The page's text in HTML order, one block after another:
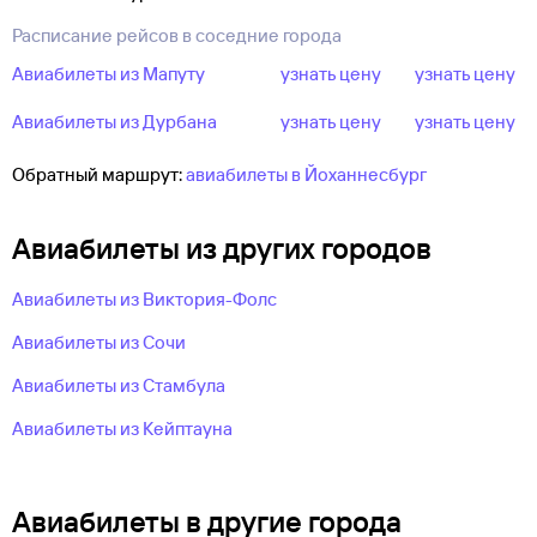
по более низкой цене. В форме поиска выше укажите город
билета используйте фильтры, например по авиакомпании.
Расписание рейсов в соседние города
Авиабилеты из Мапуту
узнать цену узнать цену
Авиабилеты из Дурбана узнать цену узнать цену
Обратный маршрут:авиабилеты в Йоханнесбург
Авиабилеты из других городов
Авиабилеты из Виктория-Фолс
Авиабилеты из Сочи
Авиабилеты из Стамбула
Авиабилеты из Кейптауна
Авиабилеты в другие города